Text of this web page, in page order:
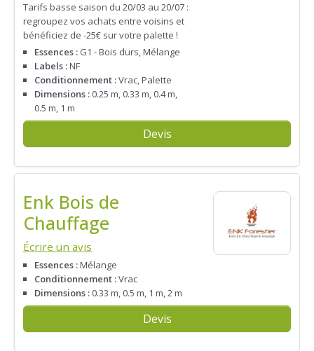
Tarifs basse saison du 20/03 au 20/07 :
regroupez vos achats entre voisins et
bénéficiez de -25€ sur votre palette !
Essences : G1 - Bois durs, Mélange
Labels :NF
Conditionnement :Vrac, Palette
Dimensions : 0.25 m, 0.33 m, 0.4 m,
0.5 m, 1 m
Devis
Enk Bois de
Chauffage
Écrire un avis
Essences :Mélange
Conditionnement :Vrac
Dimensions : 0.33 m, 0.5 m, 1 m, 2 m
Devis